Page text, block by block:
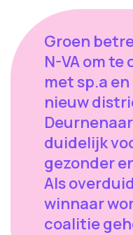
Groen
N-VA om
met sp.a
nieuw
duidelijk
gezonder
Als
winnaar
coalitie